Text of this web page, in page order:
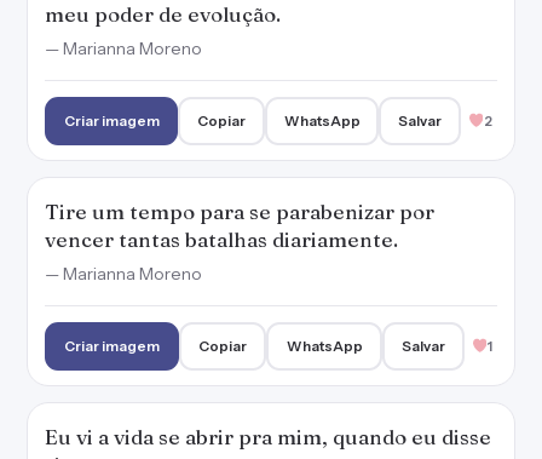
meu poder de evolução.
— Marianna Moreno
Criar imagem Copiar WhatsApp Salvar 2
Tire um tempo para se parabenizar por
vencer tantas batalhas diariamente.
— Marianna Moreno
Criar imagem Copiar WhatsApp Salvar 1
Eu vi a vida se abrir pra mim, quando eu disse